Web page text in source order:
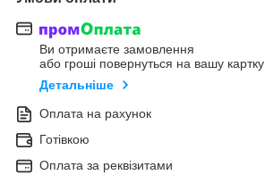
Ви отримаєте замовлення
або гроші повернуться на вашу картку
Детальніше
Оплата на рахунок
Готівкою
Оплата за реквізитами